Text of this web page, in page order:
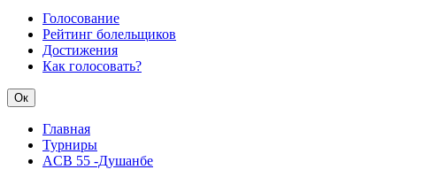
Голосование
Рейтинг болельщиков
Достижения
Как голосовать?
Ок
Главная
Турниры
ACB 55 -Душанбе